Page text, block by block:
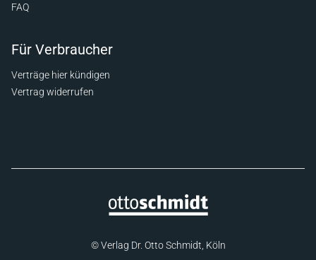
FAQ
Für Verbraucher
Verträge hier kündigen
Vertrag widerrufen
© Verlag Dr. Otto Schmidt, Köln